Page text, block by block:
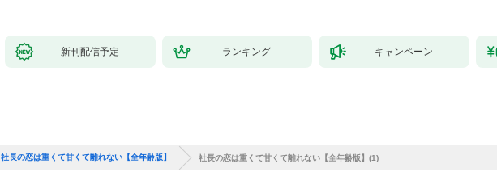
新刊配信予定 ランキング キャンペーン
社長の恋は重くて甘くて離れない【全年齢版】 社長の恋は重くて甘くて離れない【全年齢版】(1)